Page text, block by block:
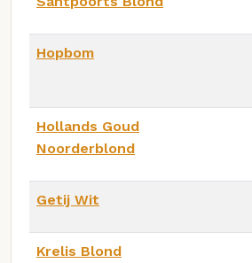
Hopbom
Hollands Goud
Noorderblond
Getij Wit
Krelis Blond